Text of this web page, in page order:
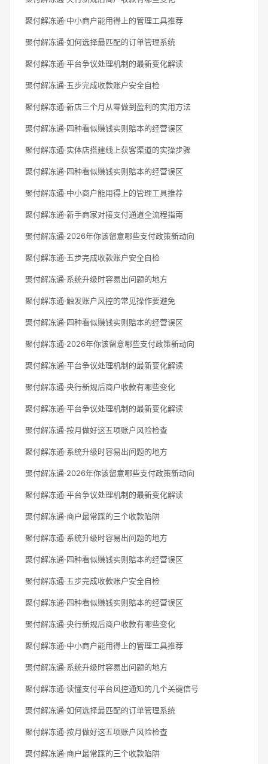
聚付解冻通·中小商户能用得上的管理工具推荐
聚付解冻通·如何选择最匹配的订单管理系统
聚付解冻通·平台争议处理机制的最新变化解读
聚付解冻通·五步完成收款账户安全自检
聚付解冻通·新店三个月从零做到盈利的实用方法
聚付解冻通·四种看似赚钱实则赔本的经营误区
聚付解冻通·实体店搭建线上获客渠道的实操步骤
聚付解冻通·四种看似赚钱实则赔本的经营误区
聚付解冻通·中小商户能用得上的管理工具推荐
聚付解冻通·新手商家对接支付通道全流程指南
聚付解冻通·2026年你该留意哪些支付政策新动向
聚付解冻通·五步完成收款账户安全自检
聚付解冻通·系统升级时容易出问题的地方
聚付解冻通·触发账户风控的常见操作要避免
聚付解冻通·四种看似赚钱实则赔本的经营误区
聚付解冻通·2026年你该留意哪些支付政策新动向
聚付解冻通·平台争议处理机制的最新变化解读
聚付解冻通·央行新规后商户收款有哪些变化
聚付解冻通·平台争议处理机制的最新变化解读
聚付解冻通·按月做好这五项账户风险检查
聚付解冻通·系统升级时容易出问题的地方
聚付解冻通·2026年你该留意哪些支付政策新动向
聚付解冻通·平台争议处理机制的最新变化解读
聚付解冻通·商户最常踩的三个收款陷阱
聚付解冻通·系统升级时容易出问题的地方
聚付解冻通·四种看似赚钱实则赔本的经营误区
聚付解冻通·五步完成收款账户安全自检
聚付解冻通·四种看似赚钱实则赔本的经营误区
聚付解冻通·央行新规后商户收款有哪些变化
聚付解冻通·中小商户能用得上的管理工具推荐
聚付解冻通·系统升级时容易出问题的地方
聚付解冻通·读懂支付平台风控通知的几个关键信号
聚付解冻通·如何选择最匹配的订单管理系统
聚付解冻通·按月做好这五项账户风险检查
聚付解冻通·商户最常踩的三个收款陷阱